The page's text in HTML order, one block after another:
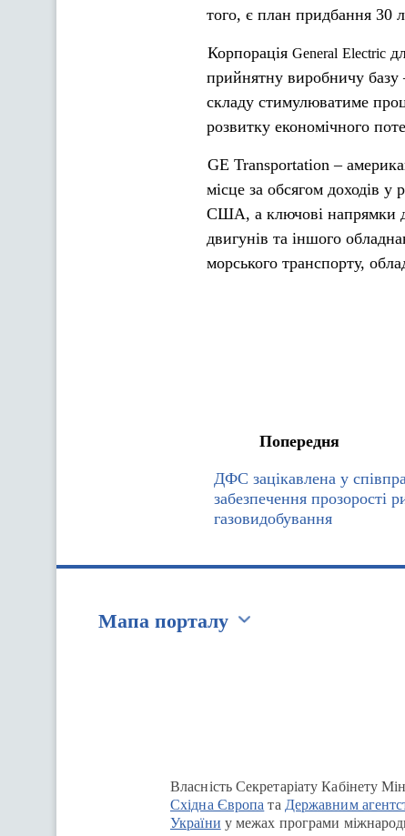
того, є план придбання 30
Корпорація General Electric
прийнятну виробничу базу
складу стимулюватиме
розвитку економічного
GE Transportation –
місце за обсягом доходів у
США, а ключові напрямки
двигунів та іншого
морського транспорту,
Попередня
ДФС зацікавлена у
забезпечення прозорості
газовидобування
Мапа порталу
Власність Секретаріату Кабінету
Східна Європа та Державним
України у межах програми